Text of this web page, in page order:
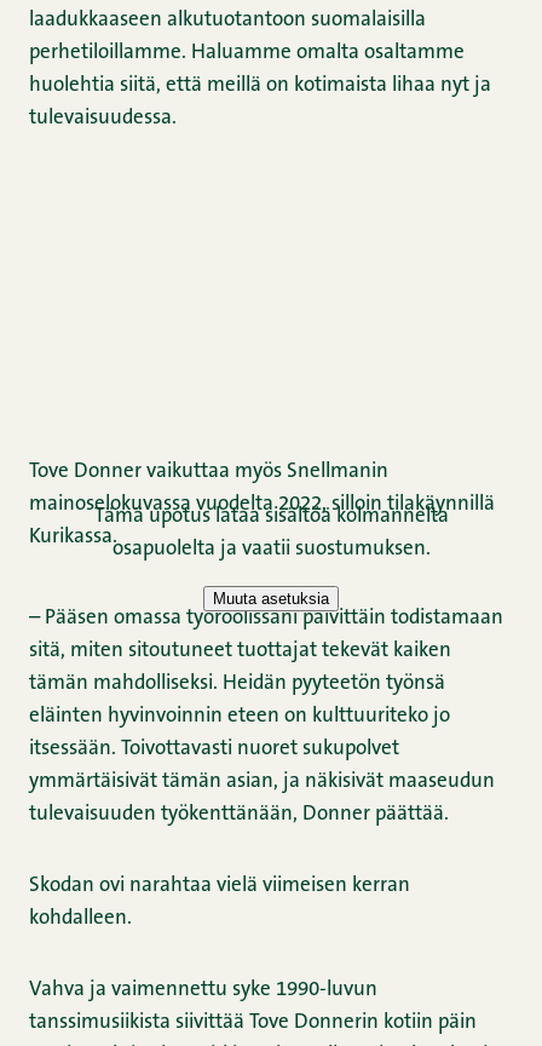
laadukkaaseen alkutuotantoon suomalaisilla
perhetiloillamme. Haluamme omalta osaltamme
huolehtia siitä, että meillä on kotimaista lihaa nyt ja
tulevaisuudessa.
Tove Donner vaikuttaa myös Snellmanin
mainoselokuvassa vuodelta 2022, silloin tilakäynnillä
Kurikassa.
– Pääsen omassa työroolissani päivittäin todistamaan
sitä, miten sitoutuneet tuottajat tekevät kaiken
tämän mahdolliseksi. Heidän pyyteetön työnsä
eläinten hyvinvoinnin eteen on kulttuuriteko jo
itsessään. Toivottavasti nuoret sukupolvet
ymmärtäisivät tämän asian, ja näkisivät maaseudun
tulevaisuuden työkenttänään, Donner päättää.
Skodan ovi narahtaa vielä viimeisen kerran
kohdalleen.
Vahva ja vaimennettu syke 1990-luvun
tanssimusiikista siivittää Tove Donnerin kotiin päin